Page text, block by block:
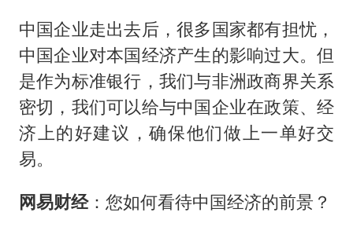
中国企业走出去后，很多国家都有担忧，
中国企业对本国经济产生的影响过大。但
是作为标准银行，我们与非洲政商界关系
密切，我们可以给与中国企业在政策、经
济上的好建议，确保他们做上一单好交
易。
网易财经：您如何看待中国经济的前景？